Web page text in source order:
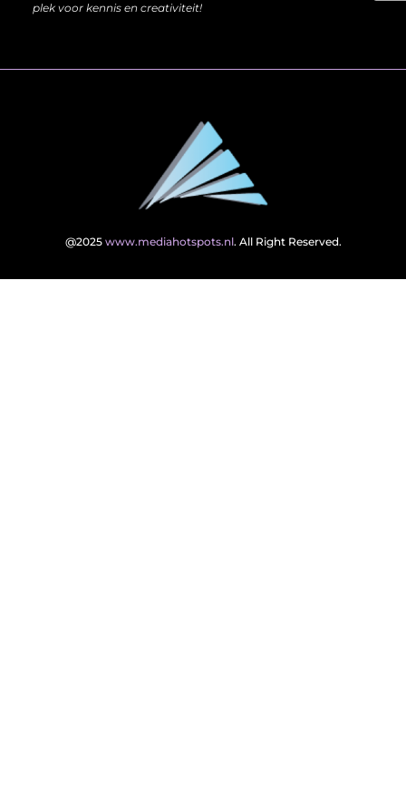
plek voor kennis en creativiteit!
@2025 www.mediahotspots.nl. All Right Reserved.